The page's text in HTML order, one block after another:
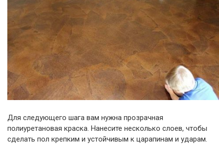
Для следующего шага вам нужна прозрачная
полиуретановая краска. Нанесите несколько слоев, чтобы
сделать пол крепким и устойчивым к царапинам и ударам.